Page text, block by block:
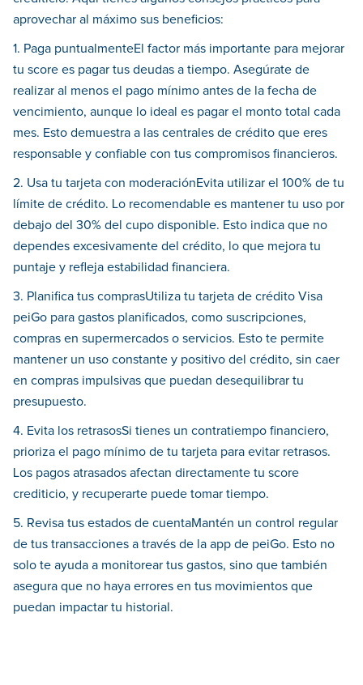
aprovechar al máximo sus beneficios:
1. Paga puntualmenteEl factor más importante para mejorar
tu score es pagar tus deudas a tiempo. Asegúrate de
realizar al menos el pago mínimo antes de la fecha de
vencimiento, aunque lo ideal es pagar el monto total cada
mes. Esto demuestra a las centrales de crédito que eres
responsable y confiable con tus compromisos financieros.
2. Usa tu tarjeta con moderaciónEvita utilizar el 100% de tu
límite de crédito. Lo recomendable es mantener tu uso por
debajo del 30% del cupo disponible. Esto indica que no
dependes excesivamente del crédito, lo que mejora tu
puntaje y refleja estabilidad financiera.
3. Planifica tus comprasUtiliza tu tarjeta de crédito Visa
peiGo para gastos planificados, como suscripciones,
compras en supermercados o servicios. Esto te permite
mantener un uso constante y positivo del crédito, sin caer
en compras impulsivas que puedan desequilibrar tu
presupuesto.
4. Evita los retrasosSi tienes un contratiempo financiero,
prioriza el pago mínimo de tu tarjeta para evitar retrasos.
Los pagos atrasados afectan directamente tu score
crediticio, y recuperarte puede tomar tiempo.
5. Revisa tus estados de cuentaMantén un control regular
de tus transacciones a través de la app de peiGo. Esto no
solo te ayuda a monitorear tus gastos, sino que también
asegura que no haya errores en tus movimientos que
puedan impactar tu historial.